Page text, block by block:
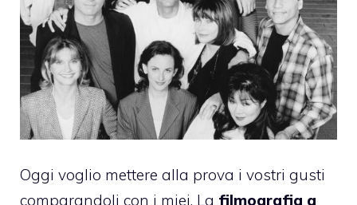
Oggi voglio mettere alla prova i vostri gusti
comparandoli con i miei. La filmografia a